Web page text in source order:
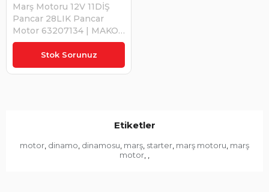
Stok Sorunuz
Marş Motoru 12V 11DİŞ
Pancar 28LIK Pancar
Motor 63207134 | MAKO
63207134
₺21.985,00
Etiketler
motor dinamo dinamosu marş starter marş motoru marş
motor